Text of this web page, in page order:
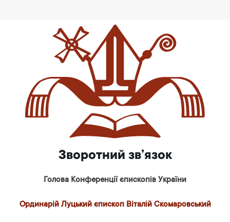
Зворотний зв’язок
Голова Конференції єпископів України
Ординарій Луцький єпископ Віталій Скомаровський